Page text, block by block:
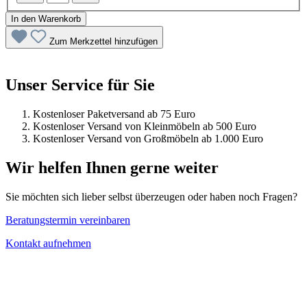
In den Warenkorb
Zum Merkzettel hinzufügen
Unser Service für Sie
Kostenloser Paketversand ab 75 Euro
Kostenloser Versand von Kleinmöbeln ab 500 Euro
Kostenloser Versand von Großmöbeln ab 1.000 Euro
Wir helfen Ihnen gerne weiter
Sie möchten sich lieber selbst überzeugen oder haben noch Fragen?
Beratungstermin vereinbaren
Kontakt aufnehmen